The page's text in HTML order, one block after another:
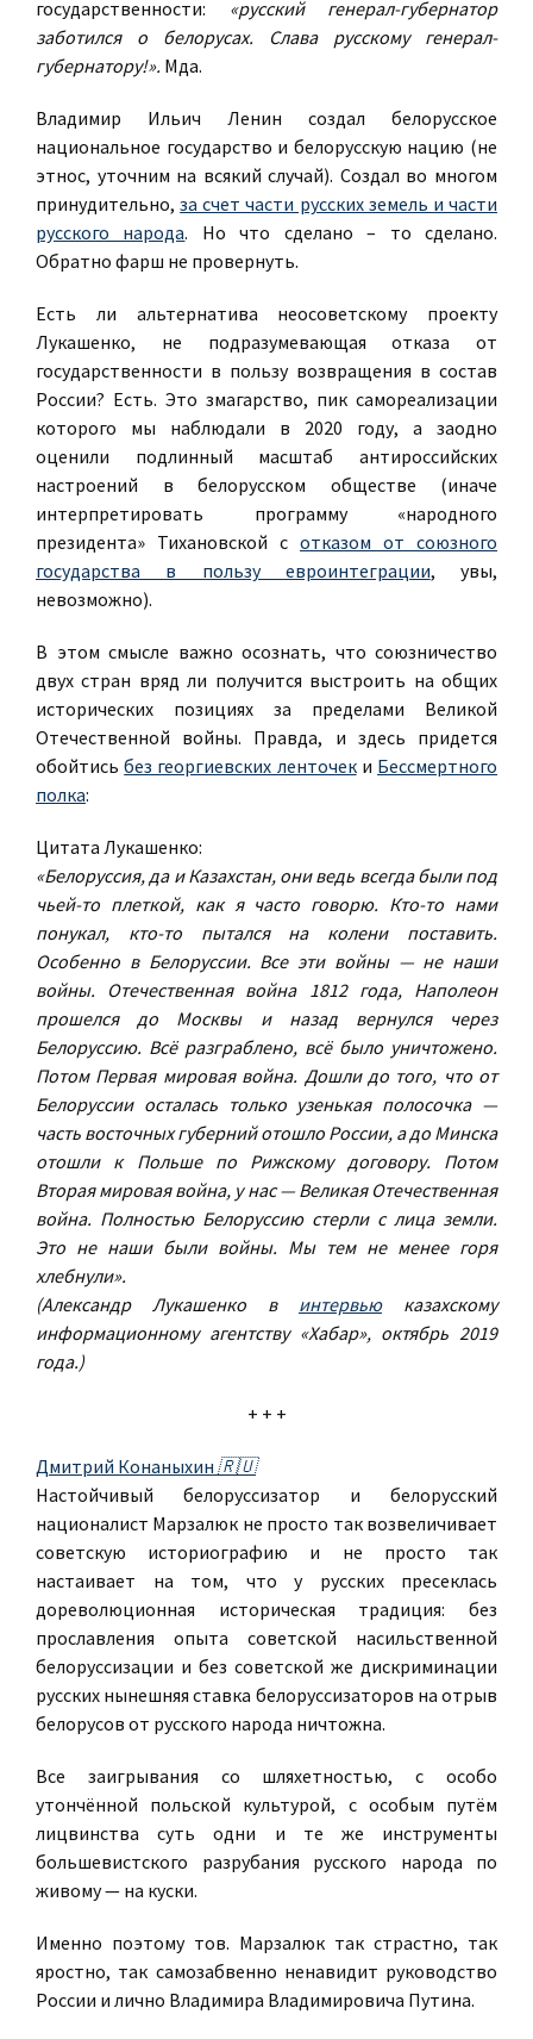
государственности: «русский генерал-губернатор
заботился о белорусах. Слава русскому генерал-
губернатору!». Мда.
Владимир Ильич Ленин создал белорусское
национальное государство и белорусскую нацию (не
этнос, уточним на всякий случай). Создал во многом
принудительно,за счет части русских земель и части
русского народа. Но что сделано – то сделано.
Обратно фарш не провернуть.
Есть ли альтернатива неосоветскому проекту
Лукашенко, не подразумевающая отказа от
государственности в пользу возвращения в состав
России? Есть. Это змагарство, пик самореализации
которого мы наблюдали в 2020 году, а заодно
оценили подлинный масштаб антироссийских
настроений в белорусском обществе (иначе
интерпретировать программу «народного
президента» Тихановской с отказом от союзного
государства в пользу евроинтеграции, увы,
невозможно).
В этом смысле важно осознать, что союзничество
двух стран вряд ли получится выстроить на общих
исторических позициях за пределами Великой
Отечественной войны. Правда, и здесь придется
обойтисьбез георгиевских ленточеки Бессмертного
полка:
Цитата Лукашенко:
«Белоруссия, да и Казахстан, они ведь всегда были под
чьей-то плеткой, как я часто говорю. Кто-то нами
понукал, кто-то пытался на колени поставить.
Особенно в Белоруссии. Все эти войны — не наши
войны. Отечественная война 1812 года, Наполеон
прошелся до Москвы и назад вернулся через
Белоруссию. Всё разграблено, всё было уничтожено.
Потом Первая мировая война. Дошли до того, что от
Белоруссии осталась только узенькая полосочка —
часть восточных губерний отошло России, а до Минска
отошли к Польше по Рижскому договору. Потом
Вторая мировая война, у нас — Великая Отечественная
война. Полностью Белоруссию стерли с лица земли.
Это не наши были войны. Мы тем не менее горя
хлебнули».
(Александр Лукашенко в интервьюказахскому
информационному агентству «Хабар», октябрь 2019
года.)
+ + +
Дмитрий Конаныхин 🇷🇺
Настойчивый белоруссизатор и белорусский
националист Марзалюк не просто так возвеличивает
советскую историографию и не просто так
настаивает на том, что у русских пресеклась
дореволюционная историческая традиция: без
прославления опыта советской насильственной
белоруссизации и без советской же дискриминации
русских нынешняя ставка белоруссизаторов на отрыв
белорусов от русского народа ничтожна.
Все заигрывания со шляхетностью, с особо
утончённой польской культурой, с особым путëм
лицвинства суть одни и те же инструменты
большевистского разрубания русского народа по
живому — на куски.
Именно поэтому тов. Марзалюк так страстно, так
яростно, так самозабвенно ненавидит руководство
России и лично Владимира Владимировича Путина.